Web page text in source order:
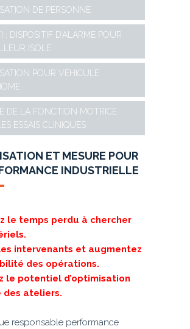
DE PERSONNE
: DISPOSITIF D’ALARME POUR
ISOLÉ
POUR VÉHICULE
DE LA FONCTION MOTRICE
ESSAIS CLINIQUES
ET MESURE POUR
INDUSTRIELLE
le temps perdu à chercher
intervenants et augmentez
des opérations.
le potentiel d’optimisation
des ateliers.
responsable performance